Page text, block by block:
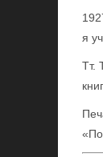
я
Тт.